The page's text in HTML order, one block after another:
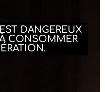
DANGEREUX
CONSOMMER